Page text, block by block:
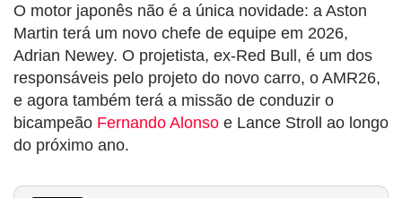
O motor japonês não é a única novidade: a Aston
Martin terá um novo chefe de equipe em 2026,
Adrian Newey. O projetista, ex-Red Bull, é um dos
responsáveis pelo projeto do novo carro, o AMR26,
e agora também terá a missão de conduzir o
bicampeão Fernando Alonso e Lance Stroll ao longo
do próximo ano.